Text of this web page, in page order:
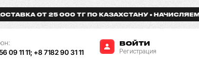
ОТ 25 000 ТГ ПО КАЗАХСТАНУ НАЧИСЛЯЕМ
09 11 11; +8 7182 90 31 11
ВОЙТИ
Регистрация